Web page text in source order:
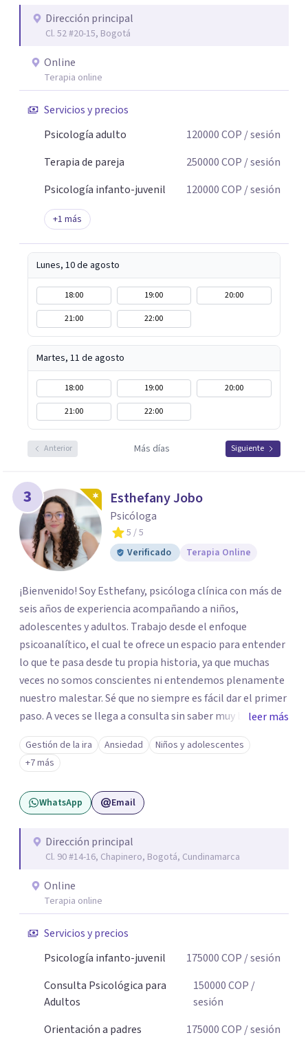
Dirección principal
Cl. 52 #20-15, Bogotá
Online
Terapia online
Servicios y precios
Psicología adulto
120000COP / sesión
Terapia de pareja
250000COP / sesión
Psicología infanto-juvenil
120000COP / sesión
+1 más
Lunes, 10 de agosto
18:00 19:00
20:00
21:00
22:00
Martes, 11 de agosto
18:00 19:00
20:00
21:00
22:00
Anterior Más días Siguiente
3 Esthefany Jobo
Psicóloga
5 / 5
Verificado
Terapia Online
¡Bienvenido! Soy Esthefany, psicóloga clínica con más de
seis años de experiencia acompañando a niños,
adolescentes y adultos. Trabajo desde el enfoque
psicoanalítico, el cual te ofrece un espacio para entender
lo que te pasa desde tu propia historia, ya que muchas
veces no somos conscientes ni entendemos plenamente
nuestro malestar. Sé que no siempre es fácil dar el primer
paso. A veces se llega a consulta sin saber muy bien qué
decir, o sintiendo que algo no anda bien pero sin poder
nombrarlo. Mi intención es acompañarte en ese proceso,
sin juicios y a tu propio ritmo, para que lo que hoy te pesa
pueda pensarse y transformarse.
leer más
Gestión de la ira Ansiedad
Niños y adolescentes
+7 más
WhatsApp Email
Dirección principal
Cl. 90 #14-16, Chapinero, Bogotá, Cundinamarca
Online
Terapia online
Servicios y precios
Psicología infanto-juvenil
175000COP / sesión
Consulta Psicológica para
Adultos
150000COP /
sesión
Orientación a padres
175000COP / sesión